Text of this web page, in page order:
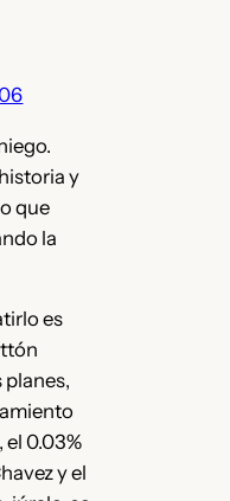
y
que
la
es
planes,
el 0.03%
y el